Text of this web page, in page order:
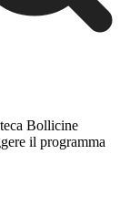
Bollicine
il programma